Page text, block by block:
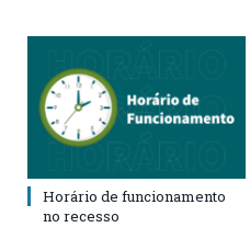
Horário de funcionamento
no recesso